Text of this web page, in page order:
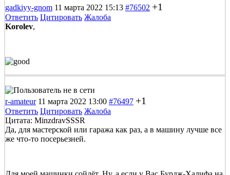
gadkiyy-gnom 11 марта 2022 15:13 #76502 +1
Ответить Цитировать Жалоба
Korolev,
r-amateur 11 марта 2022 13:00 #76497 +1
Ответить Цитировать Жалоба
Цитата: MinzdravSSSR
Да, для мастерской или гаража как раз, а в машину лучше все
же что-то посерьезней.